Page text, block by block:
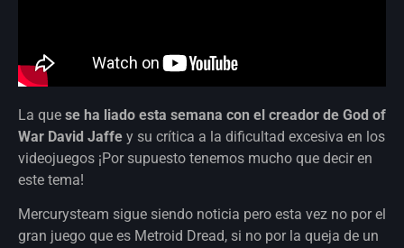
La que se ha liado esta semana con el creador de God of
War David Jaffe y su crítica a la dificultad excesiva en los
videojuegos ¡Por supuesto tenemos mucho que decir en
este tema!
Mercurysteam sigue siendo noticia pero esta vez no por el
gran juego que es Metroid Dread, si no por la queja de un